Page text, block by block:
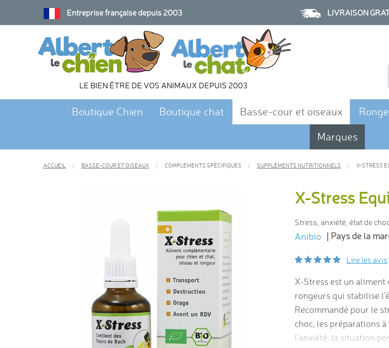
Entreprise française depuis 2003 LIVRAISON
LE BIEN ÊTRE DE VOS ANIMAUX DEPUIS 2003
Boutique Chien Boutique chat Basse-cour et oiseaux
Marques
ACCUEIL BASSE-COUR ET OISEAUX COMPLÉMENTS SPÉCIFIQUES SUPPLÉMENTS NUTRITIONNELS X-STRESS
X-Stress
Stress, anxiété, état de
Anibio | Pays de la
Lire les avis
X-Stress est un
rongeurs qui stabilise
Recommandé pour le
choc, les préparations
l'anxiété, la situation